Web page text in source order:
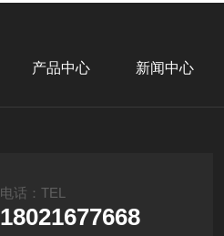
产品中心 新闻中心
电话：TEL
18021677668